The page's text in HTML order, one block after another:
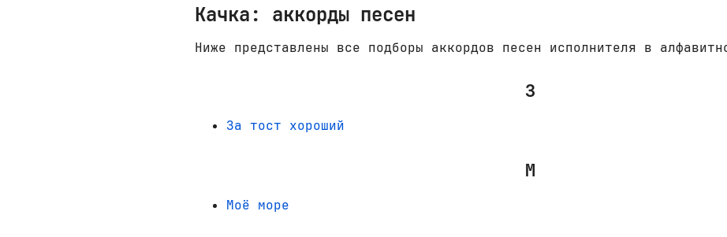
Качка: аккорды песен
Ниже представлены все подборы аккордов песен исполнителя в
З
За тост хороший
М
Моё море